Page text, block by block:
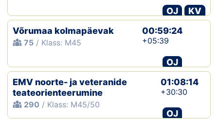
OJ
KV
Võrumaa kolmapäevak
75 / Klass: M45
00:59:24
+05:39
OJ
EMV noorte- ja veteranide
teateorienteerumine
290 / Klass: M45/50
01:08:14
+30:30
OJ